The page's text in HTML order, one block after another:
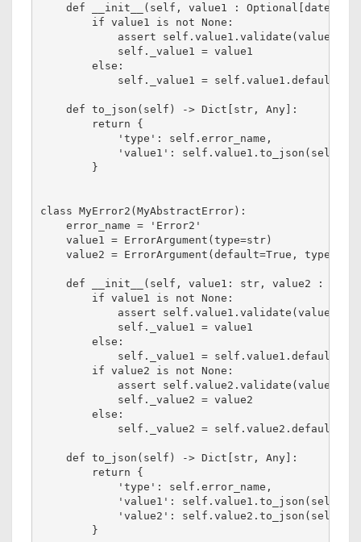
def __init__(self, value1 :
        if value1 is not None:
assert self.value1.validate(value1),
            self._value1 = value1
        else:
            self._value1 = self.value1.default
    def to_json(self) -> Dict[str, Any]:
        return {
            'type': self.error_name,
'value1':
        }
class MyError2(MyAbstractError):
    error_name = 'Error2'
    value1 = ErrorArgument(type=str)
value2 = ErrorArgument(default=True,
def __init__(self, value1: str, value2 :
        if value1 is not None:
assert self.value1.validate(value1),
            self._value1 = value1
        else:
            self._value1 = self.value1.default
        if value2 is not None:
assert self.value2.validate(value2),
            self._value2 = value2
        else:
            self._value2 = self.value2.default
    def to_json(self) -> Dict[str, Any]:
        return {
            'type': self.error_name,
'value1':
'value2':
        }